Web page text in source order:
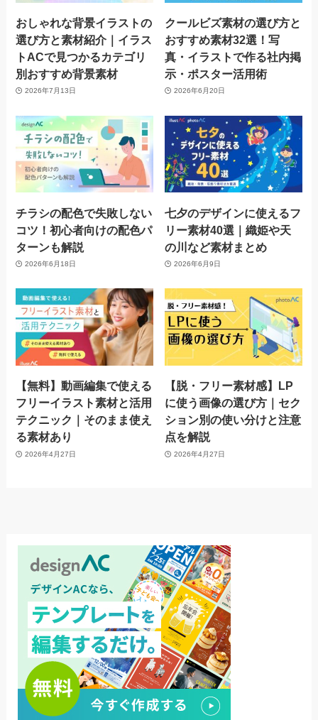
おしゃれな背景イラストの
選び方と素材紹介｜イラス
トACで見つかるカテゴリ
別おすすめ背景素材
2026年7月13日
クールビズ素材の選び方と
おすすめ素材32選！写
真・イラストで作る社内掲
示・ポスター活用術
2026年6月20日
チラシの配色で失敗しない
コツ！初心者向けの配色パ
ターンも解説
2026年6月18日
七夕のデザインに使えるフ
リー素材40選｜織姫や天
の川など素材まとめ
2026年6月9日
【無料】動画編集で使える
フリーイラスト素材と活用
テクニック｜そのまま使え
る素材あり
2026年4月27日
【脱・フリー素材感】LP
に使う画像の選び方｜セク
ション別の使い分けと注意
点を解説
2026年4月27日